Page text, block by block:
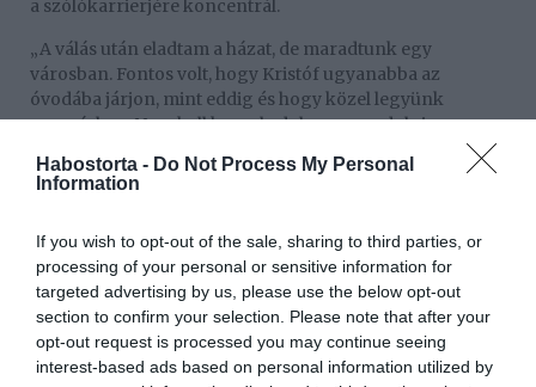
Habostorta - Do Not Process My Personal
Information
If you wish to opt-out of the sale, sharing to third parties, or
processing of your personal or sensitive information for
targeted advertising by us, please use the below opt-out
section to confirm your selection. Please note that after your
opt-out request is processed you may continue seeing
interest-based ads based on personal information utilized by
a szólókarrierjére koncentrál.
„A válás után eladtam a házat, de maradtunk egy
városban. Fontos volt, hogy Kristóf ugyanabba az
óvodába járjon, mint eddig és hogy közel legyünk
egymáshoz. Nem kell komoly dologra gondolni a
válással kapcsolatban, szimplán eltávolodtunk egymástól
az együtt töltött 12 év alatt” – törte meg a csendet Bálint,
„Próbálok többet foglalkozni magammal, a testi, lelki
egészségemmel. A fellépések mellett szeretnék többet
utazni, feltöltődni, de még az építkezésről és a karácsonyi
koncert időszakról szól majd a következő pár hónap” –
tette hozzá. Arra is kitért, nyitott-e az ismerkedésre...